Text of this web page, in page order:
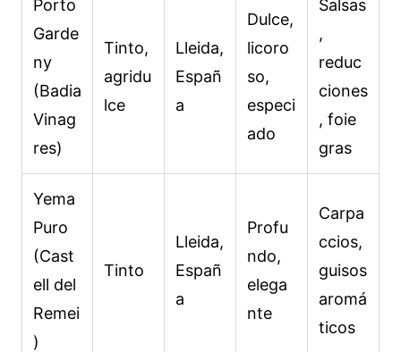
Porto
Garde
ny
(Badia
Vinag
res)
Tinto,
agridu
lce
Lleida,
Españ
a
Dulce,
licoro
so,
especi
ado
Salsas
,
reduc
ciones
, foie
gras
Yema
Puro
(Cast
ell del
Remei
)
Tinto
Lleida,
Españ
a
Profu
ndo,
elega
nte
Carpa
ccios,
guisos
aromá
ticos